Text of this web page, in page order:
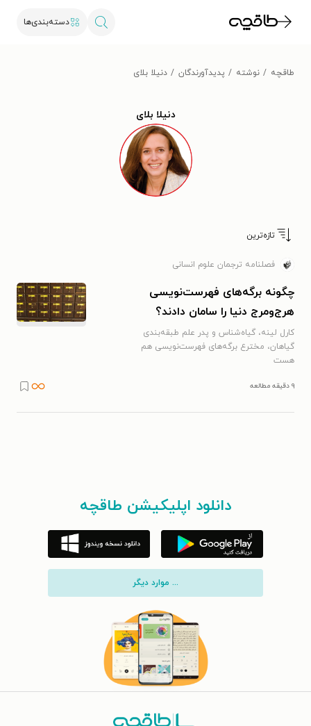
دسته‌بندی‌ها
طاقچه نوشته پدیدآورندگان دنیلا بلای
دنیلا بلای
تازه‌ترین
فصلنامه ترجمان علوم انسانی
چگونه برگه‌های فهرست‌نویسی
هرج‌ومرج دنیا را سامان دادند؟
کارل لینه، گیاه‌شناس و پدر علم طبقه‌بندی
گیاهان، مخترع برگه‌های فهرست‌نویسی هم
هست
۹ دقیقه مطالعه
دانلود اپلیکیشن طاقچه
... موارد دیگر